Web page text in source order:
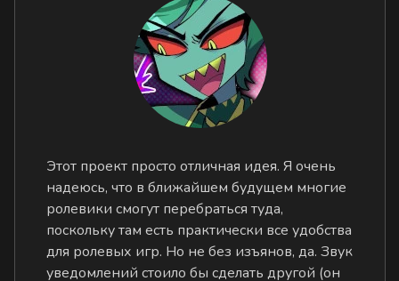
Этот проект просто отличная идея. Я очень
надеюсь, что в ближайшем будущем многие
ролевики смогут перебраться туда,
поскольку там есть практически все удобства
для ролевых игр. Но не без изъянов, да. Звук
уведомлений стоило бы сделать другой (он